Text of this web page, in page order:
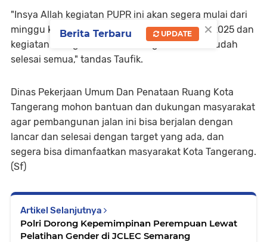
"Insya Allah kegiatan PUPR ini akan segera mulai dari
minggu ke 2 sampai minggu ke 4 Bulan April 2025 dan
kegiatan ditargetkan di Bulan Agustus 2025 sudah
selesai semua," tandas Taufik.
Dinas Pekerjaan Umum Dan Penataan Ruang Kota
Tangerang mohon bantuan dan dukungan masyarakat
agar pembangunan jalan ini bisa berjalan dengan
lancar dan selesai dengan target yang ada, dan
segera bisa dimanfaatkan masyarakat Kota Tangerang.
(Sf)
Artikel Selanjutnya
Polri Dorong Kepemimpinan Perempuan Lewat
Pelatihan Gender di JCLEC Semarang
×
Berita Terbaru UPDATE